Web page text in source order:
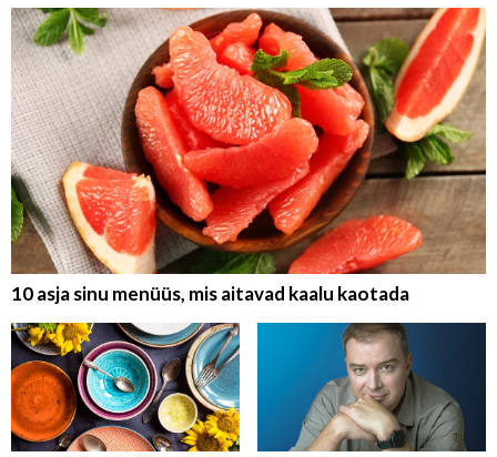
10 asja sinu menüüs, mis aitavad kaalu kaotada